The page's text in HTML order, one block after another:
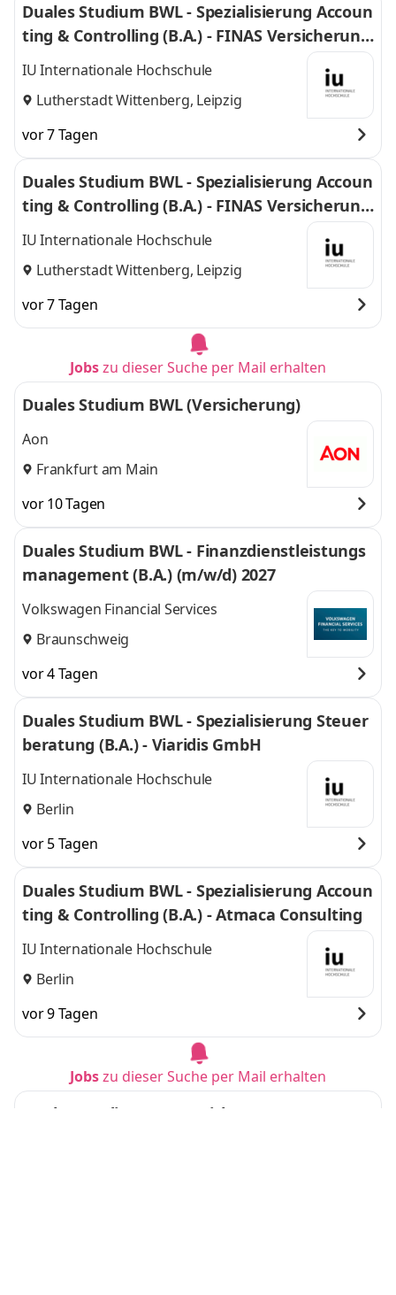
Duales Studium BWL - Spezialisierung Accoun
ting & Controlling (B.A.) - FINAS Versicherung
smakler GmbH
IU Internationale Hochschule
Lutherstadt Wittenberg, Leipzig
vor 7 Tagen
Duales Studium BWL - Spezialisierung Accoun
ting & Controlling (B.A.) - FINAS Versicherung
smakler GmbH
IU Internationale Hochschule
Lutherstadt Wittenberg, Leipzig
vor 7 Tagen
Jobszu dieser Suche per Mail erhalten
Duales Studium BWL (Versicherung)
Aon
Frankfurt am Main
vor 10 Tagen
Duales Studium BWL - Finanzdienstleistungs
management (B.A.) (m/w/d) 2027
Volkswagen Financial Services
Braunschweig
vor 4 Tagen
Duales Studium BWL - Spezialisierung Steuer
beratung (B.A.) - Viaridis GmbH
IU Internationale Hochschule
Berlin
vor 5 Tagen
Duales Studium BWL - Spezialisierung Accoun
ting & Controlling (B.A.) - Atmaca Consulting
IU Internationale Hochschule
Berlin
vor 9 Tagen
Jobszu dieser Suche per Mail erhalten
Duales Studium BWL – Risk & Insurance Man